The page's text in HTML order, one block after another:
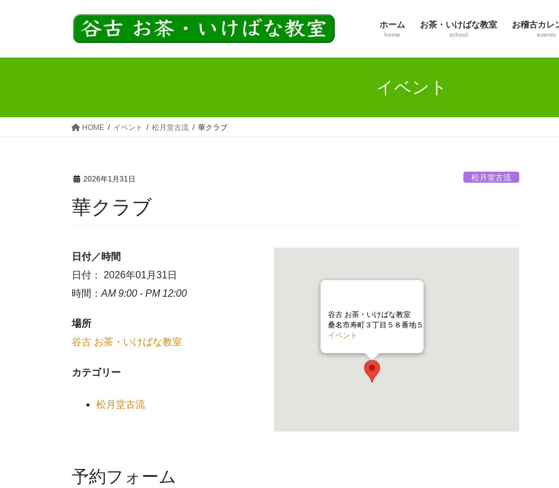
ホーム
home
お茶・いけばな教室
school
お稽古カレ
events
イベント
HOME イベント 松月堂古流 華クラブ
2026年1月31日 松月堂古流
華クラブ
谷古 お茶・いけばな教室
桑名市寿町３丁目５８番地５
イベント
日付／時間
日付： 2026年01月31日
時間： AM 9:00 - PM 12:00
場所
谷古 お茶・いけばな教室
カテゴリー
松月堂古流
予約フォーム